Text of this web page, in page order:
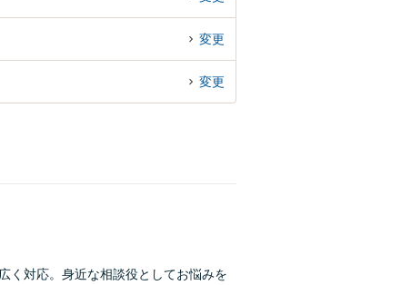
変更
変更
く対応。身近な相談役としてお悩みを